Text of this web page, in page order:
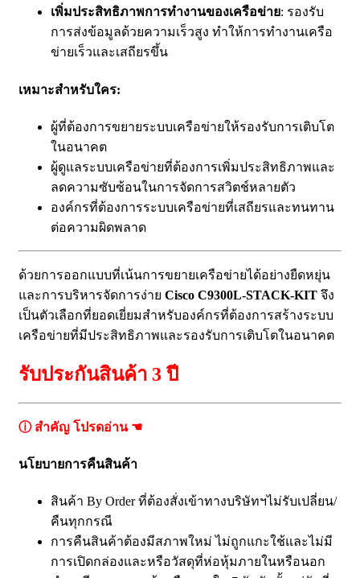
เพิ่มประสิทธิภาพการทำงานของเครือข่าย: รองรับ
การส่งข้อมูลด้วยความเร็วสูง ทำให้การทำงานเครือ
ข่ายเร็วและเสถียรขึ้น
เหมาะสำหรับใคร:
ผู้ที่ต้องการขยายระบบเครือข่ายให้รองรับการเติบโต
ในอนาคต
ผู้ดูแลระบบเครือข่ายที่ต้องการเพิ่มประสิทธิภาพและ
ลดความซับซ้อนในการจัดการสวิตช์หลายตัว
องค์กรที่ต้องการระบบเครือข่ายที่เสถียรและทนทาน
ต่อความผิดพลาด
ด้วยการออกแบบที่เน้นการขยายเครือข่ายได้อย่างยืดหยุ่น
และการบริหารจัดการง่าย Cisco C9300L-STACK-KIT จึง
เป็นตัวเลือกที่ยอดเยี่ยมสำหรับองค์กรที่ต้องการสร้างระบบ
เครือข่ายที่มีประสิทธิภาพและรองรับการเติบโตในอนาคต
รับประกันสินค้า 3 ปี
ⓘ สำคัญ โปรดอ่าน ☚
นโยบายการคืนสินค้า
สินค้า By Order ที่ต้องสั่งเข้าทางบริษัทฯไม่รับเปลี่ยน/
คืนทุกกรณี
การคืนสินค้าต้องมีสภาพใหม่ ไม่ถูกแกะใช้และไม่มี
การเปิดกล่องและหรือวัสดุที่ห่อหุ้มภายในหรือนอก